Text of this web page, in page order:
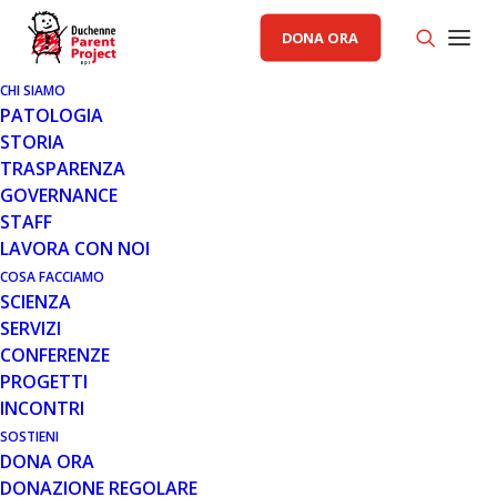
DONA ORA
CHI SIAMO
PATOLOGIA
STORIA
TRASPARENZA
GOVERNANCE
STAFF
LAVORA CON NOI
COSA FACCIAMO
SCIENZA
SERVIZI
CONFERENZE
PROGETTI
INCONTRI
SOSTIENI
DONA ORA
DONAZIONE REGOLARE
AREA SCIENZA PP
17 DIC 2015
LA REGISTRAZIONE DEL
WEBINAR SULLO STUDIO
CLINICO CON LA MOLECOLA PF-
06252616